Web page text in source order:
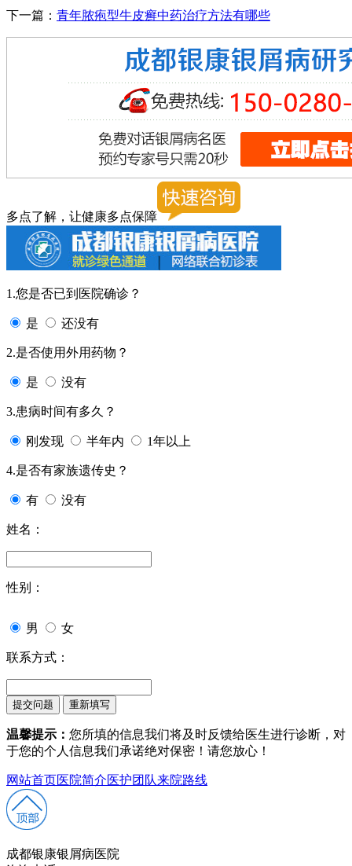
下一篇： 青年脓疱型牛皮癣中药治疗方法有哪些
多点了解，让健康多点保障
1.您是否已到医院确诊？
是 还没有
2.是否使用外用药物？
是 没有
3.患病时间有多久？
刚发现 半年内 1年以上
4.是否有家族遗传史？
有 没有
姓名：
性别：
男 女
联系方式：
温馨提示： 您所填的信息我们将及时反馈给医生进行诊断，对
于您的个人信息我们承诺绝对保密！请您放心！
网站首页医院简介医护团队来院路线
成都银康银屑病医院